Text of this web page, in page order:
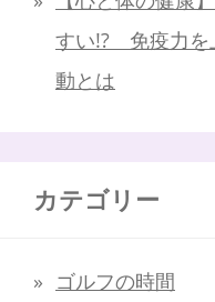
すい!? 免疫力を
動とは
カテゴリー
ゴルフの時間